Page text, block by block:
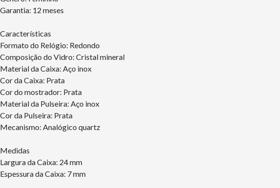
Garantia: 12 meses
Características
Formato do Relógio: Redondo
Composição do Vidro: Cristal mineral
Material da Caixa: Aço inox
Cor da Caixa: Prata
Cor do mostrador: Prata
Material da Pulseira: Aço inox
Cor da Pulseira: Prata
Mecanismo: Analógico quartz
Medidas
Largura da Caixa: 24 mm
Espessura da Caixa: 7 mm